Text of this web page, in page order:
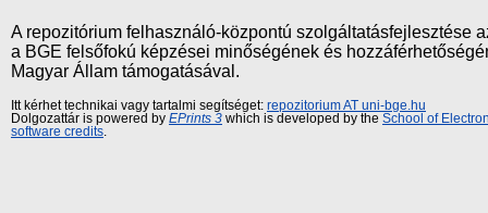
A repozitórium felhasználó-központú szolgáltatásfejlesztése
a BGE felsőfokú képzései minőségének és
Magyar Állam támogatásával.
Itt kérhet technikai vagy tartalmi segítséget: repozitorium AT uni-bge.hu
Dolgozattár is powered by EPrints 3 which is developed by the School of
software credits